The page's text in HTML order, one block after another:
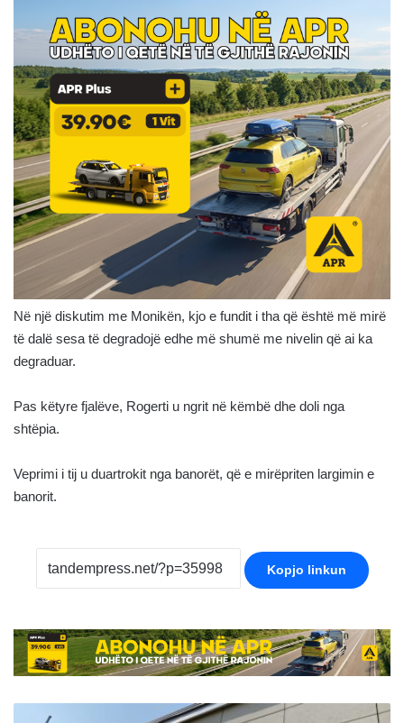
Në një diskutim me Monikën, kjo e fundit i tha që është më mirë
të dalë sesa të degradojë edhe më shumë me nivelin që ai ka
degraduar.
Pas këtyre fjalëve, Rogerti u ngrit në këmbë dhe doli nga
shtëpia.
Veprimi i tij u duartrokit nga banorët, që e mirëpriten largimin e
banorit.
Kopjo linkun